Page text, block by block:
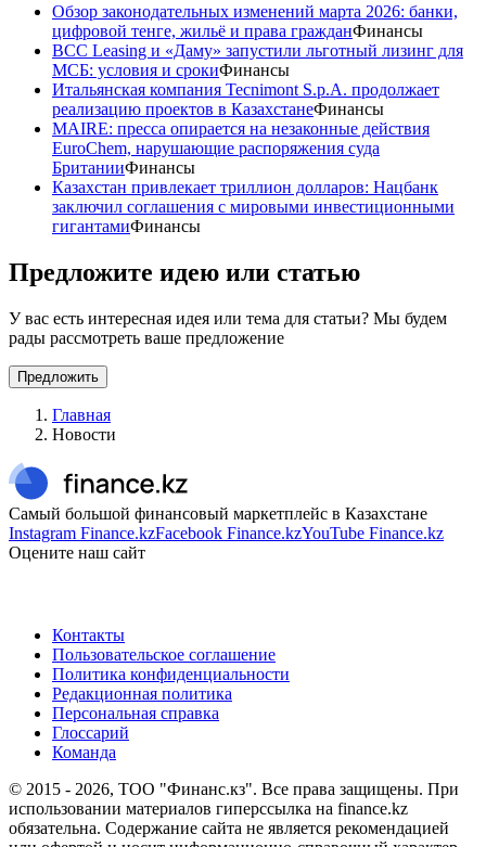
Обзор законодательных изменений марта 2026: банки,
цифровой тенге, жильё и права гражданФинансы
BCC Leasing и «Даму» запустили льготный лизинг для
МСБ: условия и срокиФинансы
Итальянская компания Tecnimont S.p.A. продолжает
реализацию проектов в КазахстанеФинансы
MAIRE: пресса опирается на незаконные действия
EuroChem, нарушающие распоряжения суда
БританииФинансы
Казахстан привлекает триллион долларов: Нацбанк
заключил соглашения с мировыми инвестиционными
гигантамиФинансы
Предложите идею или статью
У вас есть интересная идея или тема для статьи? Мы будем
рады рассмотреть ваше предложение
Предложить
Главная
Новости
Самый большой финансовый маркетплейс в Казахстане
Instagram Finance.kzFacebook Finance.kzYouTube Finance.kz
Оцените наш сайт
Контакты
Пользовательское соглашение
Политика конфиденциальности
Редакционная политика
Персональная справка
Глоссарий
Команда
© 2015 - 2026, ТОО "Финанс.кз". Все права защищены. При
использовании материалов гиперссылка на finance.kz
обязательна. Содержание сайта не является рекомендацией